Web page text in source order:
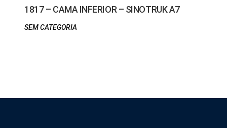
1817 – CAMA INFERIOR – SINOTRUK A7
SEM CATEGORIA